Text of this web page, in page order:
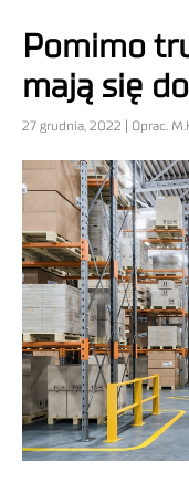
Pomimo
mają się
27 grudnia, 2022 | Oprac.